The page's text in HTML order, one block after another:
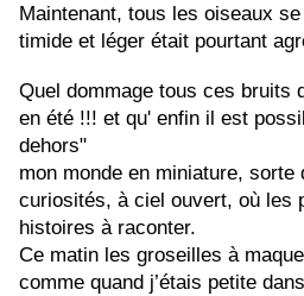
Maintenant, tous les oiseaux
timide et léger était pourtant
Quel dommage tous ces bruits
en été !!! et qu' enfin il est
dehors"
mon monde en miniature, sorte
curiosités, à ciel ouvert, où les
histoires à raconter.
Ce matin les groseilles à
comme quand j’étais petite